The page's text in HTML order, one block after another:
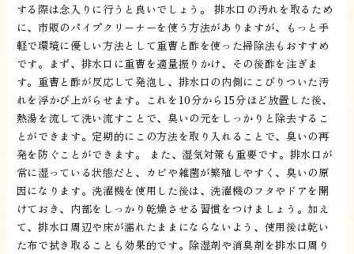
する際は念入りに行うと良いでしょう。 排水口の汚れを取るため
に、市販のパイプクリーナーを使う方法がありますが、もっと手
軽で環境に優しい方法として重曹と酢を使った掃除法もおすすめ
です。まず、排水口に重曹を適量振りかけ、その後酢を注ぎま
す。重曹と酢が反応して発泡し、排水口の内側にこびりついた汚
れを浮かび上がらせます。これを10分から15分ほど放置した後、
熱湯を流して洗い流すことで、臭いの元をしっかりと除去するこ
とができます。定期的にこの方法を取り入れることで、臭いの再
発を防ぐことができます。 また、湿気対策も重要です。排水口が
常に湿っている状態だと、カビや雑菌が繁殖しやすく、臭いの原
因になります。洗濯機を使用した後は、洗濯機のフタやドアを開
けておき、内部をしっかり乾燥させる習慣をつけましょう。加え
て、排水口周辺や床が濡れたままにならないよう、使用後は乾い
た布で拭き取ることも効果的です。除湿剤や消臭剤を排水口周り